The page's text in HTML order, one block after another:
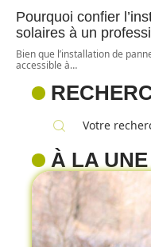
Pourquoi confier
solaires à un
Bien que l’installation de
accessible à…
À LA UNE